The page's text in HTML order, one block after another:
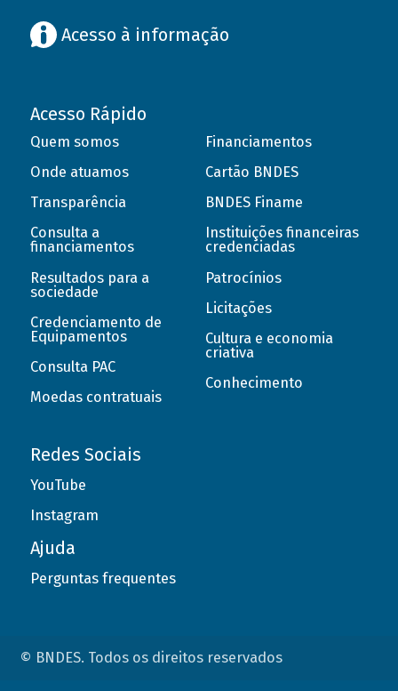
Acesso à informação
Acesso Rápido
Quem somos
Onde atuamos
Transparência
Consulta a
financiamentos
Resultados para a
sociedade
Credenciamento de
Equipamentos
Consulta PAC
Moedas contratuais
Financiamentos
Cartão BNDES
BNDES Finame
Instituições financeiras
credenciadas
Patrocínios
Licitações
Cultura e economia
criativa
Conhecimento
Redes Sociais
YouTube
Instagram
Ajuda
Perguntas frequentes
© BNDES. Todos os direitos reservados